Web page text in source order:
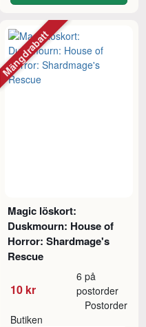
Magic löskort:
Duskmourn: House of
Horror: Shardmage's
Rescue
10 kr
6 på
postorder
Butiken
Postorder
Mängdrabatt